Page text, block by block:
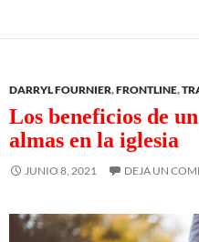
DARRYL FOURNIER,FRONTLINE,
Los beneficios de
almas en la iglesia
JUNIO 8, 2021 DEJA UN